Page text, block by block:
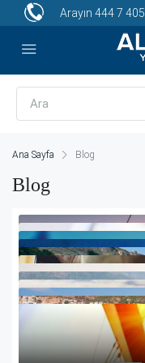
Arayın 444 7 405
Ana Sayfa Blog
Blog